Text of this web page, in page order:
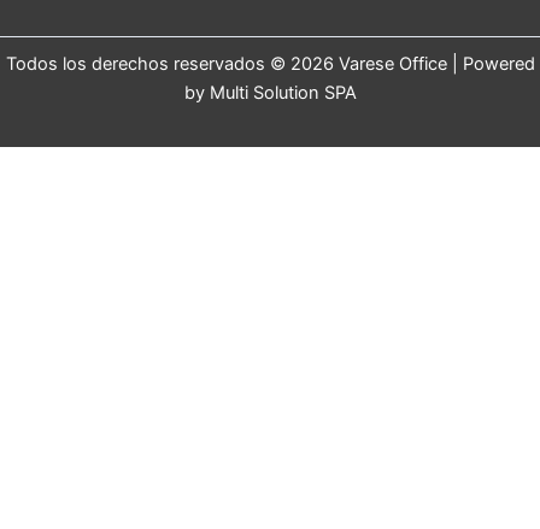
Todos los derechos reservados © 2026 Varese Office | Powered
by Multi Solution SPA